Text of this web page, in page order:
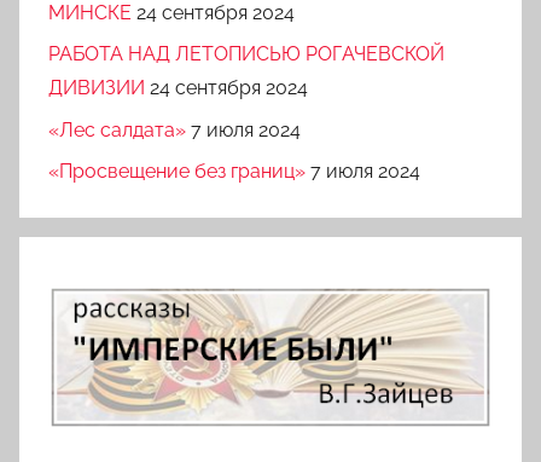
МИНСКЕ 24 сентября 2024
РАБОТА НАД ЛЕТОПИСЬЮ РОГАЧЕВСКОЙ
ДИВИЗИИ 24 сентября 2024
«Лес салдата» 7 июля 2024
«Просвещение без границ» 7 июля 2024